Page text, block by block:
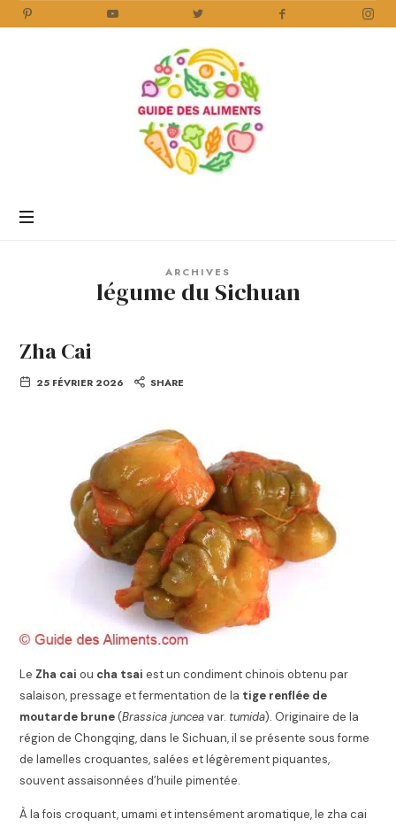
Aliments
ARCHIVES
légume du Sichuan
Zha Cai
25 FÉVRIER 2026 SHARE
Le Zha cai ou cha tsai est un condiment chinois obtenu par
salaison, pressage et fermentation de la tige renflée de
moutarde brune(Brassica junceavar. tumida). Originaire de la
région de Chongqing, dans le Sichuan, il se présente sous forme
de lamelles croquantes, salées et légèrement piquantes,
souvent assaisonnées d’huile pimentée.
À la fois croquant, umami et intensément aromatique, le zha cai